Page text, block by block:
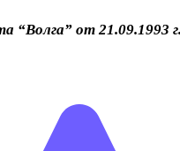
“Волга” от 21.09.1993 г.